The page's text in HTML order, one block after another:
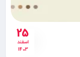
25
اسفند
1403